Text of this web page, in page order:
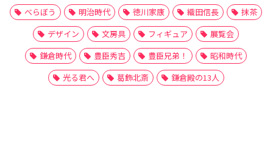
べらぼう
明治時代 徳川家康 織田信長
抹茶
デザイン
文房具 フィギュア
展覧会
鎌倉時代
豊臣秀吉 豊臣兄弟！
昭和時代
光る君へ
葛飾北斎 鎌倉殿の13人